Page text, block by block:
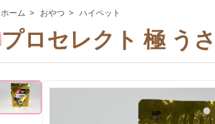
食器・牧草入れ・給水器
おもちゃ
ホーム > おやつ > ハイペット
プロセレクト 極 う